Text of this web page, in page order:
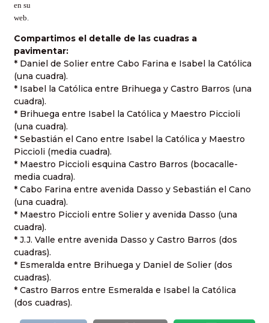
en su
web.
Compartimos el detalle de las cuadras a
pavimentar:
* Daniel de Solier entre Cabo Farina e Isabel la Católica
(una cuadra).
* Isabel la Católica entre Brihuega y Castro Barros (una
cuadra).
* Brihuega entre Isabel la Católica y Maestro Piccioli
(una cuadra).
* Sebastián el Cano entre Isabel la Católica y Maestro
Piccioli (media cuadra).
* Maestro Piccioli esquina Castro Barros (bocacalle-
media cuadra).
* Cabo Farina entre avenida Dasso y Sebastián el Cano
(una cuadra).
* Maestro Piccioli entre Solier y avenida Dasso (una
cuadra).
* J.J. Valle entre avenida Dasso y Castro Barros (dos
cuadras).
* Esmeralda entre Brihuega y Daniel de Solier (dos
cuadras).
* Castro Barros entre Esmeralda e Isabel la Católica
(dos cuadras).